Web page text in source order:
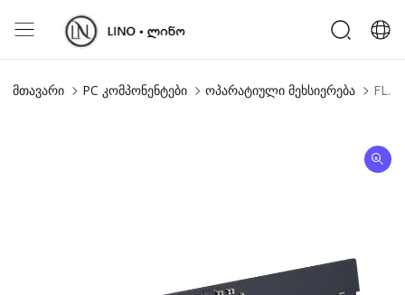
მთავარი PC კომპონენტები ოპარატიული მეხსიერება